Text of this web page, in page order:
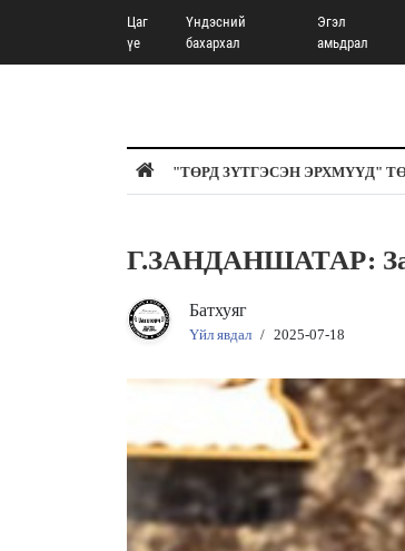
Цаг
үе
Үндэсний
бахархал
Эгэл
амьдрал
"ТӨРД ЗҮТГЭСЭН ЭРХМҮҮД"
Г.ЗАНДАНШАТАР:
Батхуяг
Үйл явдал / 2025-07-18